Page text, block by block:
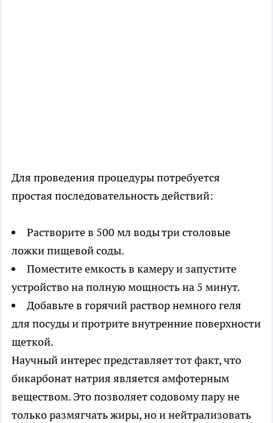
Для проведения процедуры потребуется
простая последовательность действий:
Растворите в 500 мл воды три столовые
ложки пищевой соды.
Поместите емкость в камеру и запустите
устройство на полную мощность на 5 минут.
Добавьте в горячий раствор немного геля
для посуды и протрите внутренние поверхности
щеткой.
Научный интерес представляет тот факт, что
бикарбонат натрия является амфотерным
веществом. Это позволяет содовому пару не
только размягчать жиры, но и нейтрализовать